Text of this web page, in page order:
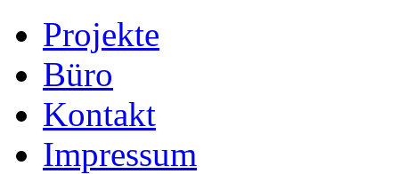
Projekte
Büro
Kontakt
Impressum